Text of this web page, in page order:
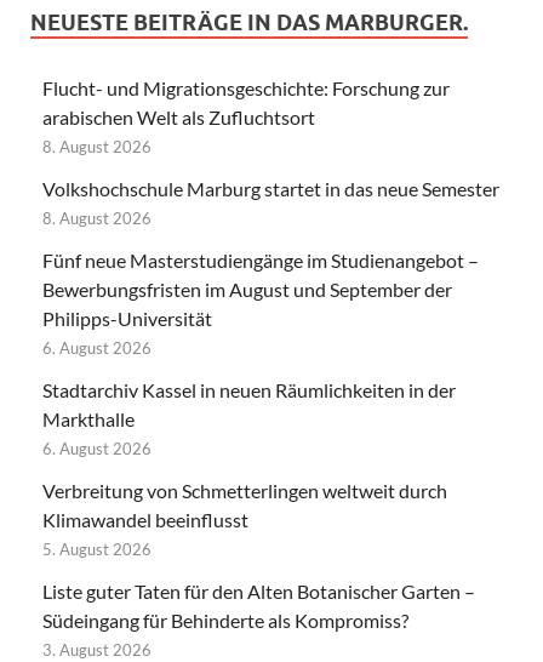
NEUESTE BEITRÄGE IN DAS MARBURGER.
Flucht- und Migrationsgeschichte: Forschung zur
arabischen Welt als Zufluchtsort
8. August 2026
Volkshochschule Marburg startet in das neue Semester
8. August 2026
Fünf neue Masterstudiengänge im Studienangebot –
Bewerbungsfristen im August und September der
Philipps-Universität
6. August 2026
Stadtarchiv Kassel in neuen Räumlichkeiten in der
Markthalle
6. August 2026
Verbreitung von Schmetterlingen weltweit durch
Klimawandel beeinflusst
5. August 2026
Liste guter Taten für den Alten Botanischer Garten –
Südeingang für Behinderte als Kompromiss?
3. August 2026